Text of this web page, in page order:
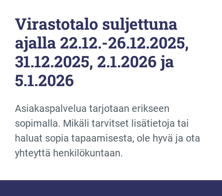
Virastotalo suljettuna
ajalla 22.12.-26.12.2025,
31.12.2025, 2.1.2026 ja
5.1.2026
Asiakaspalvelua tarjotaan erikseen
sopimalla. Mikäli tarvitset lisätietoja tai
haluat sopia tapaamisesta, ole hyvä ja ota
yhteyttä henkilökuntaan.